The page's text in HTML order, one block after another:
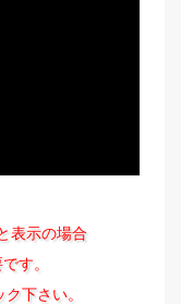
表示の場合
す。
下さい。